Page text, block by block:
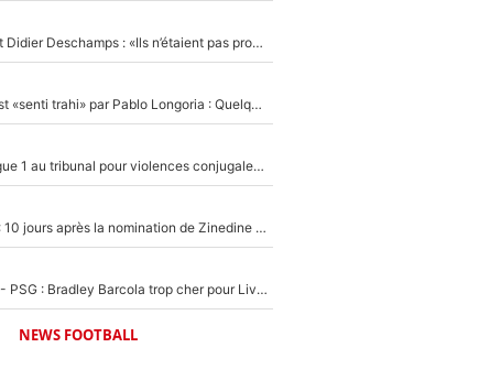
Zinédine Zidane et Didier Deschamps : «Ils n’étaient pas proches», les confidences d’un membre de l’équipe de France 1998 sur leur relation spéciale
Medhi Benatia s'est «senti trahi» par Pablo Longoria : Quelques semaines après son départ, l'ancien directeur de football de l'OM règle ses comptes
Des terrains de Ligue 1 au tribunal pour violences conjugales : Un arbitre français encourt une peine de 18 mois de prison !
Equipe de France : 10 jours après la nomination de Zinedine Zidane, c'est au tour de son fils de prendre un nouveau départ !
EXCLU - Mercato - PSG : Bradley Barcola trop cher pour Liverpool
NEWS FOOTBALL